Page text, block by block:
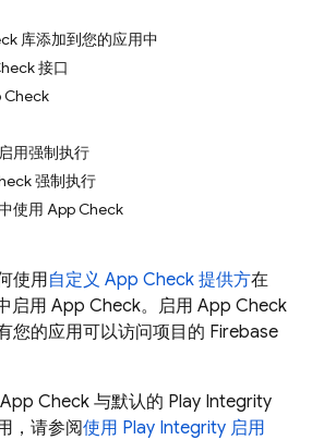
库添加到您的应用中
接口
Check
用强制执行
强制执行
使用 App Check
使用自定义 App Check 提供方在
启用 App Check。启用 App Check
您的应用可以访问项目的 Firebase
App Check 与默认的 Play Integrity
，请参阅使用 Play Integrity 启用